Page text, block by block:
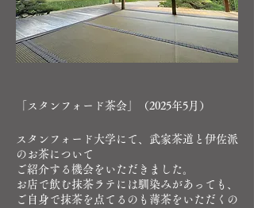
「スタンフォード茶会」（2025年5月）
スタンフォード大学にて、武家茶道と伊佐派
のお茶について
ご紹介する機会をいただきました。
お店で飲む抹茶ラテには馴染みがあっても、
ご自身で抹茶を点てるのも薄茶をいただくの